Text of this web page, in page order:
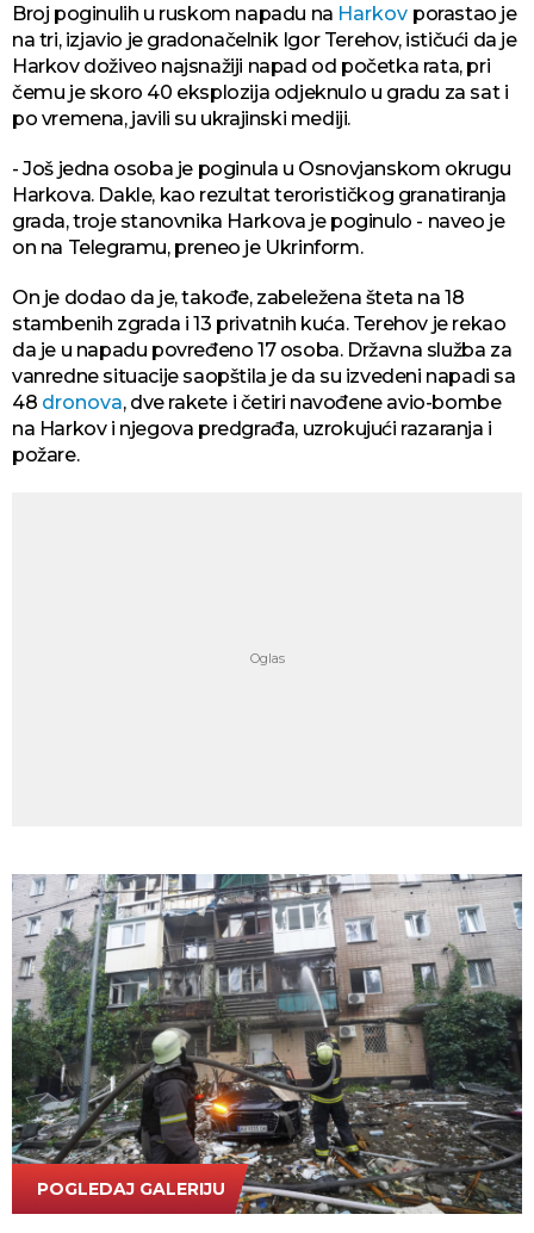
Broj poginulih u ruskom napadu na Harkov porastao je
na tri, izjavio je gradonačelnik Igor Terehov, ističući da je
Harkov doživeo najsnažiji napad od početka rata, pri
čemu je skoro 40 eksplozija odjeknulo u gradu za sat i
po vremena, javili su ukrajinski mediji.
- Još jedna osoba je poginula u Osnovjanskom okrugu
Harkova. Dakle, kao rezultat terorističkog granatiranja
grada, troje stanovnika Harkova je poginulo - naveo je
on na Telegramu, preneo je Ukrinform.
On je dodao da je, takođe, zabeležena šteta na 18
stambenih zgrada i 13 privatnih kuća. Terehov je rekao
da je u napadu povređeno 17 osoba. Državna služba za
vanredne situacije saopštila je da su izvedeni napadi sa
48 dronova, dve rakete i četiri navođene avio-bombe
na Harkov i njegova predgrađa, uzrokujući razaranja i
požare.
POGLEDAJ GALERIJU